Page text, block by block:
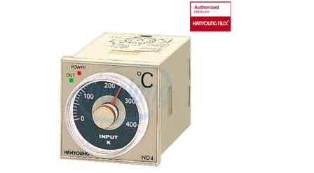
Robot KUKA
Light Star
DRIVER / MOTOR STEP
ĐÈN BÁO
Đèn báo quay
Đèn báo panel tròn
Đèn báo tháp
Đèn báo khác
CHUYỂN MẠCH / NÚT NHẤN
Chuyển mạch có khóa
Công tắc dừng khẩn